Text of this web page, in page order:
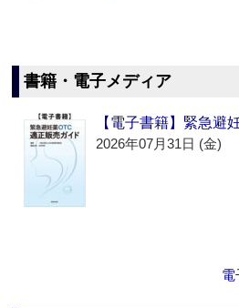
書籍・電子メディア
【電子書籍】緊急避
2026年07月31日 (金)
電